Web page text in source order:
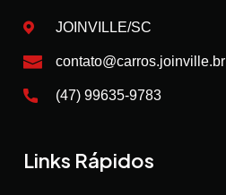
JOINVILLE/SC
contato@carros.joinville.br
(47) 99635-9783
Links Rápidos